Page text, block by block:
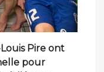
Pire ont
pour